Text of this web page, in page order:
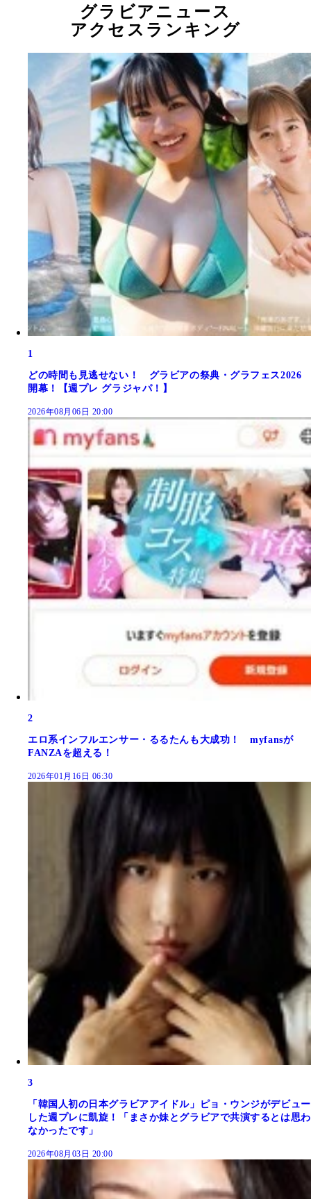
グラビアニュース
アクセスランキング
1
どの時間も見逃せない！ グラビアの祭典・グラフェス2026
開幕！【週プレ グラジャパ！】
2026年08月06日 20:00
2
エロ系インフルエンサー・るるたんも大成功！ myfansが
FANZAを超える！
2026年01月16日 06:30
3
「韓国人初の日本グラビアアイドル」ピョ・ウンジがデビュー
した週プレに凱旋！「まさか妹とグラビアで共演するとは思わ
なかったです」
2026年08月03日 20:00